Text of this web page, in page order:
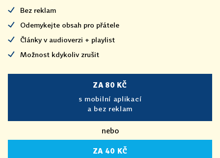
Bez reklam
Odemykejte obsah pro přátele
Články v audioverzi + playlist
Možnost kdykoliv zrušit
ZA 80 KČ
s mobilní aplikací
a bez reklam
nebo
ZA 40 KČ